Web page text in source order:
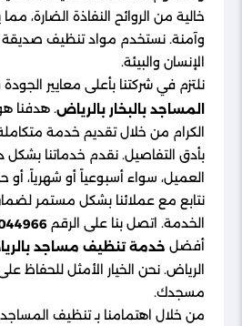
خالية من الروائح النفاذة الضارة،
وآمنة. نستخدم مواد تنظيف صديقة
الإنسان والبيئة.
نلتزم في شركتنا بأعلى معايير
المساجد بالبخار بالرياض. هدفنا
الكرام من خلال تقديم خدمة
بأدق التفاصيل. نقدم خدماتنا
العميل، سواء أسبوعياً أو شهرياً، أو
نتابع مع عملائنا بشكل مستمر
الخدمة. اتصل بنا على الرقم
أفضل خدمة تنظيف مساجد
الرياض. نحن الخيار الأمثل للحفاظ
مسجدك.
من خلال اهتمامنا بـ تنظيف المساجد